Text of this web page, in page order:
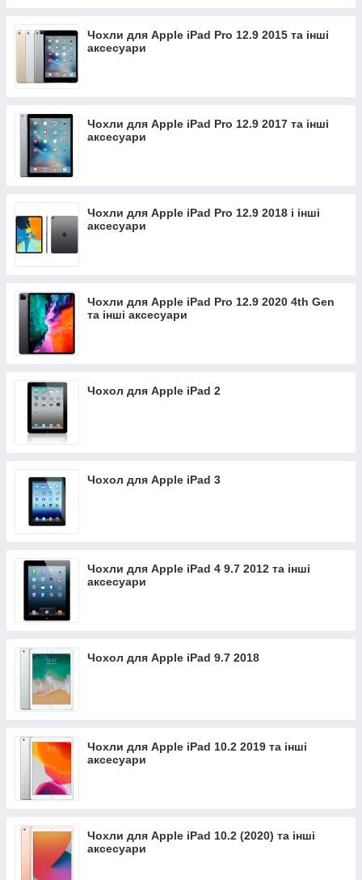
Чохли для Apple iPad Pro 12.9 2015 та інші
аксесуари
Чохли для Apple iPad Pro 12.9 2017 та інші
аксесуари
Чохли для Apple iPad Pro 12.9 2018 і інші
аксесуари
Чохли для Apple iPad Pro 12.9 2020 4th Gen
та інші аксесуари
Чохол для Apple iPad 2
Чохол для Apple iPad 3
Чохли для Apple iPad 4 9.7 2012 та інші
аксесуари
Чохол для Apple iPad 9.7 2018
Чохли для Apple iPad 10.2 2019 та інші
аксесуари
Чохли для Apple iPad 10.2 (2020) та інші
аксесуари